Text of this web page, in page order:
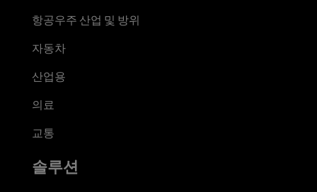
항공우주 산업 및 방위
자동차
산업용
의료
교통
솔루션